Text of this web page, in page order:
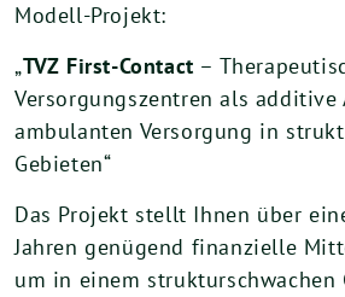
Modell-Projekt:
„TVZ First-Contact –
Versorgungszentren als
ambulanten Versorgung in
Gebieten“
Das Projekt stellt Ihnen über
Jahren genügend finanzielle
um in einem strukturschwachen